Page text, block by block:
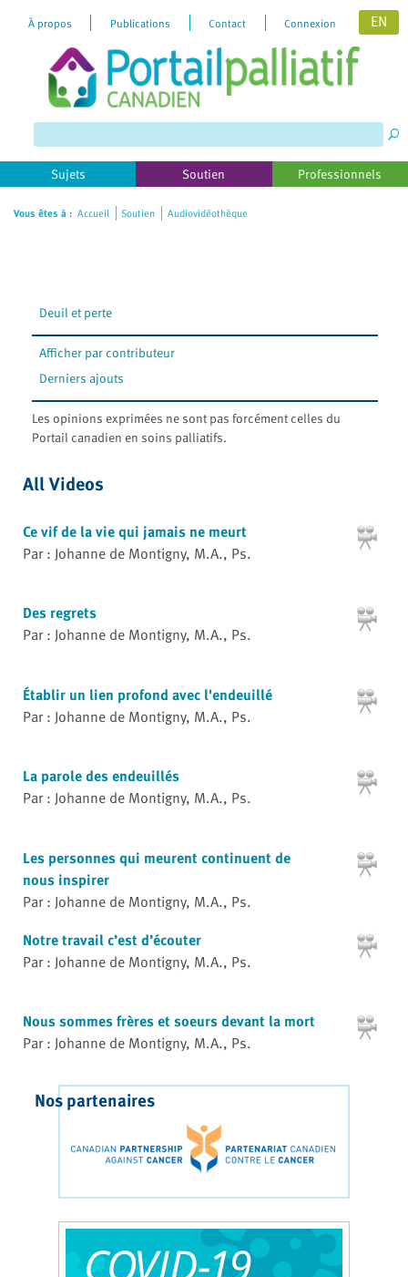
website
includes
an
accessibility
À propos Publications Contact Connexion EN
Sujets Soutien Professionnels
Vous êtes à : Accueil Soutien Audiovidéothèque
Deuil et perte
Afficher par contributeur
Derniers ajouts
Les opinions exprimées ne sont pas forcément celles du
Portail canadien en soins palliatifs.
All Videos
Ce vif de la vie qui jamais ne meurt
Par : Johanne de Montigny, M.A., Ps.
Des regrets
Par : Johanne de Montigny, M.A., Ps.
Établir un lien profond avec l'endeuillé
Par : Johanne de Montigny, M.A., Ps.
La parole des endeuillés
Par : Johanne de Montigny, M.A., Ps.
Les personnes qui meurent continuent de
nous inspirer
Par : Johanne de Montigny, M.A., Ps.
Notre travail c’est d’écouter
Par : Johanne de Montigny, M.A., Ps.
Nous sommes frères et soeurs devant la mort
Par : Johanne de Montigny, M.A., Ps.
Nos partenaires